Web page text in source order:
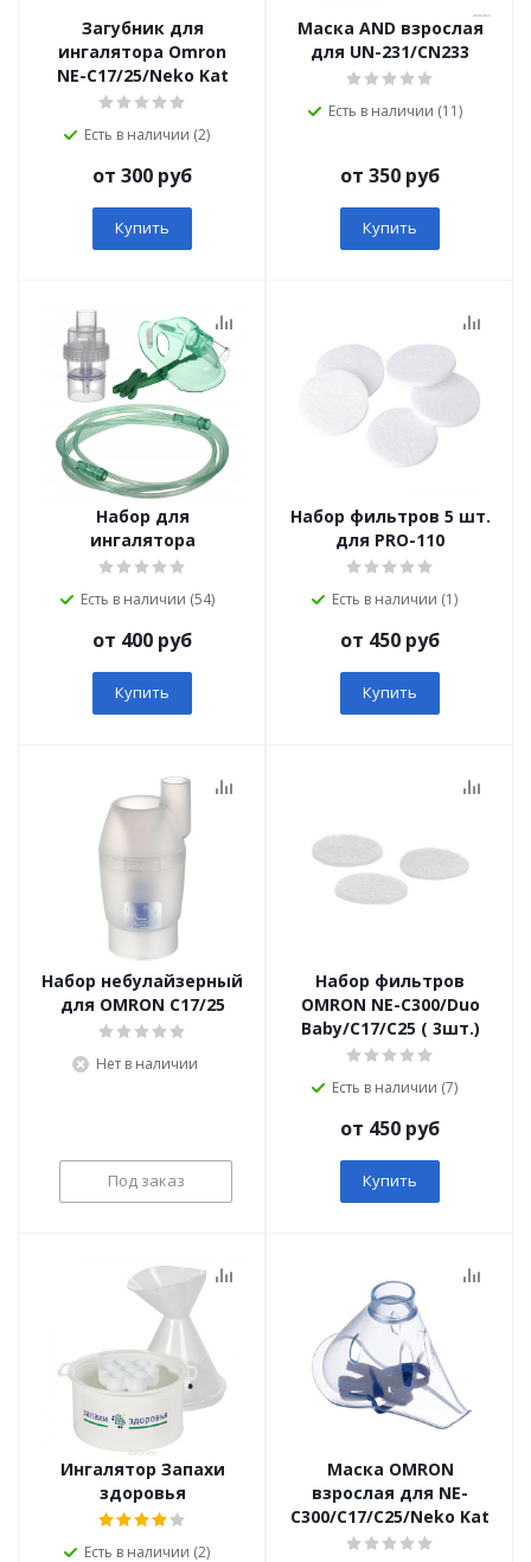
Загубник для
ингалятора Omron
NE-C17/25/Neko Kat
Есть в наличии (2)
от 300 руб
Купить
Маска AND взрослая
для UN-231/CN233
Есть в наличии (11)
от 350 руб
Купить
Набор для
ингалятора
Есть в наличии (54)
от 400 руб
Купить
Набор фильтров 5 шт.
для PRO-110
Есть в наличии (1)
от 450 руб
Купить
Набор небулайзерный
для OMRON C17/25
Нет в наличии
Под заказ
Набор фильтров
OMRON NE-C300/Duo
Baby/C17/C25 ( 3шт.)
Есть в наличии (7)
от 450 руб
Купить
Ингалятор Запахи
здоровья
Есть в наличии (2)
Маска OMRON
взрослая для NE-
C300/С17/С25/Neko Kat